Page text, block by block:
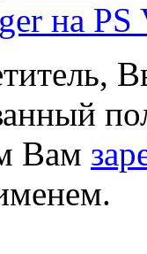
на PS
Вам